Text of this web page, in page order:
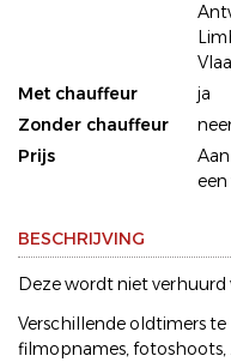
Met chauffeur
ja
Zonder chauffeur
Prijs
BESCHRIJVING
Deze wordt niet
Verschillende oldtimers
filmopnames, fotoshoots,